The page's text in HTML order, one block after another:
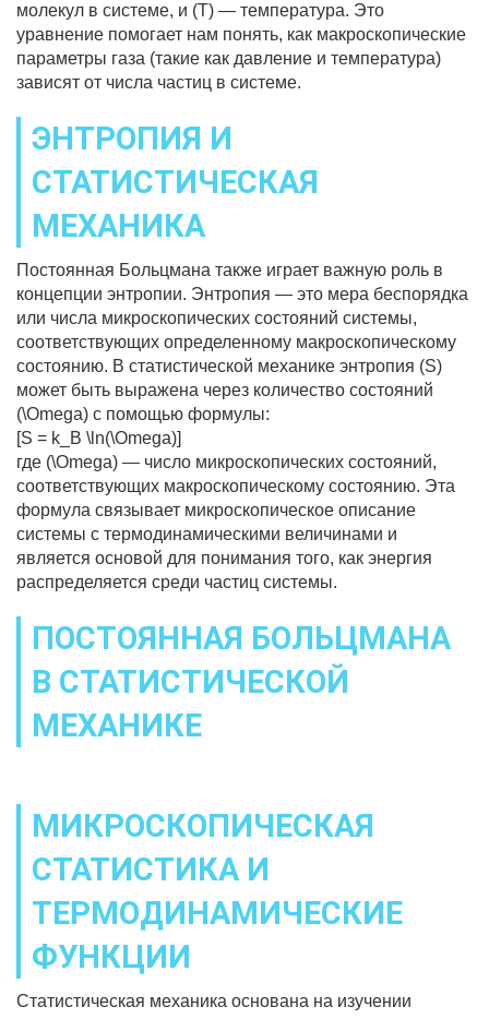
молекул в системе, и (T) — температура. Это
уравнение помогает нам понять, как макроскопические
параметры газа (такие как давление и температура)
зависят от числа частиц в системе.
ЭНТРОПИЯ И
СТАТИСТИЧЕСКАЯ
МЕХАНИКА
Постоянная Больцмана также играет важную роль в
концепции энтропии. Энтропия — это мера беспорядка
или числа микроскопических состояний системы,
соответствующих определенному макроскопическому
состоянию. В статистической механике энтропия (S)
может быть выражена через количество состояний
(\Omega) с помощью формулы:
[S = k_B \ln(\Omega)]
где (\Omega) — число микроскопических состояний,
соответствующих макроскопическому состоянию. Эта
формула связывает микроскопическое описание
системы с термодинамическими величинами и
является основой для понимания того, как энергия
распределяется среди частиц системы.
ПОСТОЯННАЯ БОЛЬЦМАНА
В СТАТИСТИЧЕСКОЙ
МЕХАНИКЕ
МИКРОСКОПИЧЕСКАЯ
СТАТИСТИКА И
ТЕРМОДИНАМИЧЕСКИЕ
ФУНКЦИИ
Статистическая механика основана на изучении